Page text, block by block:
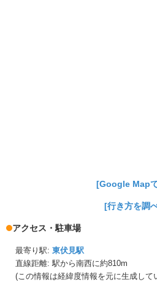
[Google Map
[行き方を調
アクセス・駐車場
最寄り駅: 東伏見駅
直線距離: 駅から南西に約810m
(この情報は経緯度情報を元に生成して